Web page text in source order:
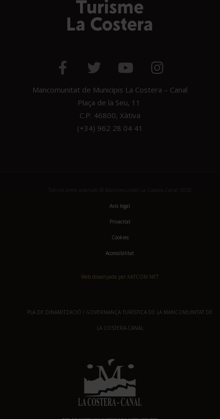
Mancomunitat de Municipis La Costera – Canal
Plaça de la Seu, 11
C.P. 46800, Xàtiva
(+34) 962 28 04 41
Avis legal
Privacitat
Cookies
Accessibilitat
Web dissenyada per XATCOM.NET
PLA DE DINAMITZACIÓ I GOVERNANÇA TURÍSTICA DE LA MANCOMUNITAT DE
LA COSTERA-CANAL